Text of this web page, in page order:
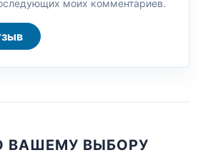
моих комментариев.
отзыв
ВАШЕМУ ВЫБОРУ